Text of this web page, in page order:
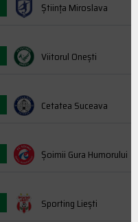
Știința Miroslava
Viitorul Onești
Cetatea Suceava
Şoimii Gura Humorului
Sporting Liești